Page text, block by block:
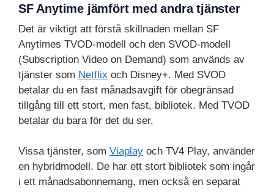
SF Anytime jämfört med andra tjänster
Det är viktigt att förstå skillnaden mellan SF
Anytimes TVOD-modell och den SVOD-modell
(Subscription Video on Demand) som används av
tjänster som Netflix och Disney+. Med SVOD
betalar du en fast månadsavgift för obegränsad
tillgång till ett stort, men fast, bibliotek. Med TVOD
betalar du bara för det du ser.
Vissa tjänster, som Viaplay och TV4 Play, använder
en hybridmodell. De har ett stort bibliotek som ingår
i ett månadsabonnemang, men också en separat